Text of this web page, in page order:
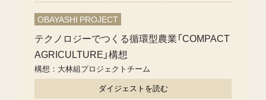
OBAYASHI PROJECT
テクノロジーでつくる循環型農業「COMPACT
AGRICULTURE」構想
構想：大林組プロジェクトチーム
ダイジェストを読む